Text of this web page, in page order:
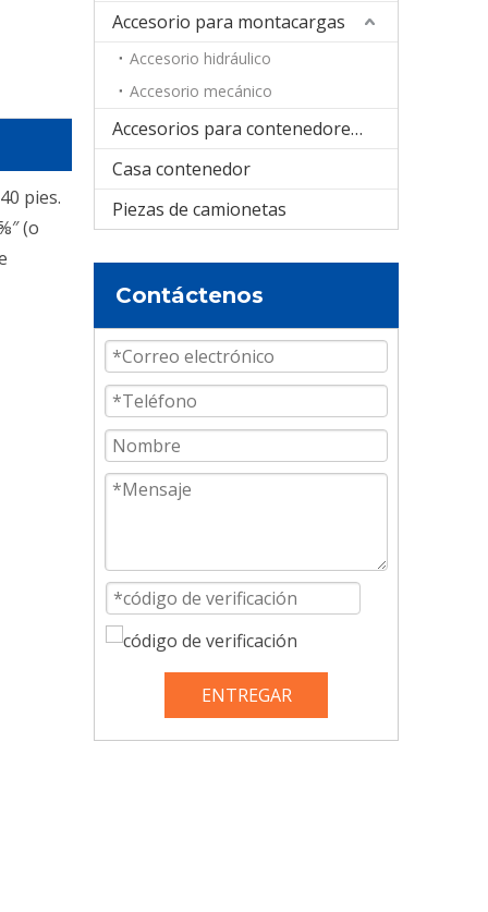
pies.
(o
Accesorio para montacargas
Accesorio hidráulico
Accesorio mecánico
Accesorios para contenedores cisterna
Casa contenedor
Piezas de camionetas
Contáctenos
ENTREGAR